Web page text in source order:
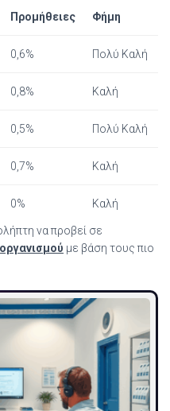
Προμήθειες Φήμη
0,6% Πολύ Καλή
0,8% Καλή
0,5% Πολύ Καλή
0,7% Καλή
0% Καλή
να προβεί σε
με βάση τους πιο